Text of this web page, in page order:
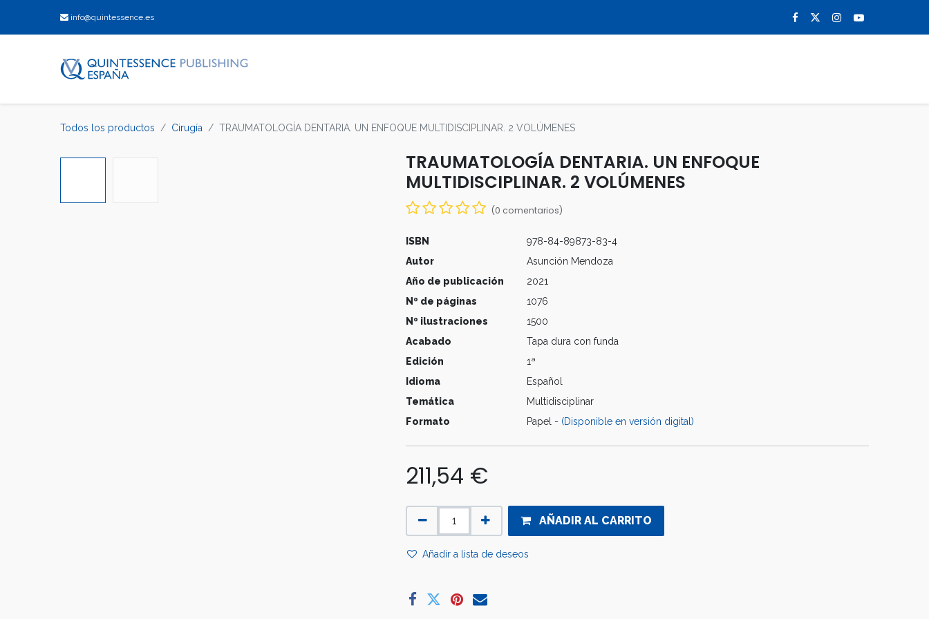
info@quintessence.es
Todos los productos Cirugía TRAUMATOLOGÍA DENTARIA. UN ENFOQUE MULTIDISCIPLINAR. 2 VOLÚMENES
TRAUMATOLOGÍA DENTARIA. UN ENFOQUE
MULTIDISCIPLINAR. 2 VOLÚMENES
(0 comentarios)
ISBN
978-84-89873-83-4
Autor
Asunción Mendoza
Año de publicación
2021
Nº de páginas
1076
Nº ilustraciones
1500
Acabado
Tapa dura con funda
Edición
1ª
Idioma
Español
Temática
Multidisciplinar
Formato
Papel - (Disponible en versión digital)
211,54 €
AÑADIR AL CARRITO
Añadir a lista de deseos